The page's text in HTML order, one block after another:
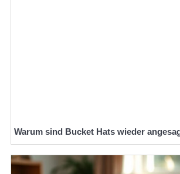
Warum sind Bucket Hats wieder